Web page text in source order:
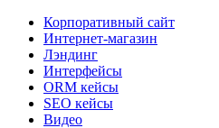
Корпоративный сайт
Интернет-магазин
Лэндинг
Интерфейсы
ORM кейсы
SEO кейсы
Видео